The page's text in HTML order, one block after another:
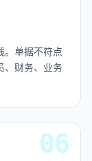
。单据不符点
、财务、业务